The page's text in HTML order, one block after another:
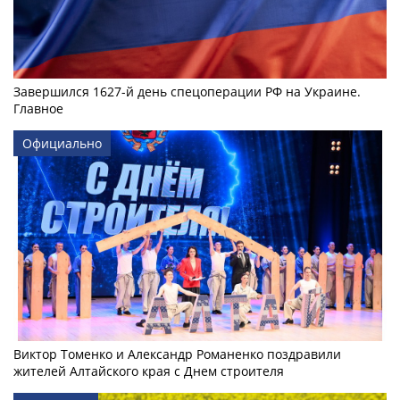
Завершился 1627-й день спецоперации РФ на Украине.
Главное
Официально
Виктор Томенко и Александр Романенко поздравили
жителей Алтайского края с Днем строителя